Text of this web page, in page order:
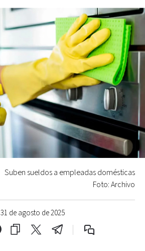
31 de agosto de 2025
Suben sueldos a empleadas domésticas
Foto: Archivo